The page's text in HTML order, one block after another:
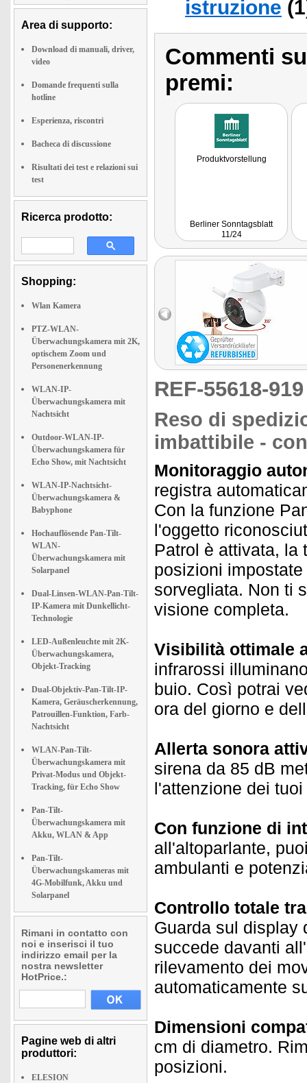
Area di supporto:
Download di manuali, driver,
video
Domande frequenti sulla
hotline
Esperienza, riscontri
Bacheca di discussione
Risultati dei test e relazioni sui
test
Ricerca prodotto:
Shopping:
Wlan Kamera
PTZ-WLAN-
Überwachungskamera mit 2K,
optischem Zoom und
Personenerkennung
WLAN-IP-
Überwachungskamera mit
Nachtsicht
Outdoor-WLAN-IP-
Überwachungskamera für
Echo Show, mit Nachtsicht
WLAN-IP-Nachtsicht-
Überwachungskamera &
Babyphone
Hochauflösende Pan-Tilt-
WLAN-
Überwachungskamera mit
Solarpanel
Dual-Linsen-WLAN-Pan-Tilt-
IP-Kamera mit Dunkellicht-
Technologie
LED-Außenleuchte mit 2K-
Überwachungskamera,
Objekt-Tracking
Dual-Objektiv-Pan-Tilt-IP-
Kamera, Geräuscherkennung,
Patrouillen-Funktion, Farb-
Nachtsicht
WLAN-Pan-Tilt-
Überwachungskamera mit
Privat-Modus und Objekt-
Tracking, für Echo Show
Pan-Tilt-
Überwachungskamera mit
Akku, WLAN & App
Pan-Tilt-
Überwachungskameras mit
4G-Mobilfunk, Akku und
Solarpanel
Rimani in contatto con
noi e inserisci il tuo
indirizzo email per la
nostra newsletter
HotPrice.:
Pagine web di altri
produttori:
ELESION
istruzione
Commenti
premi:
Produktvorstellung
Berliner Sonntagsblatt
11/24
REF-55618-
Reso di
imbattibile -
Monitoraggio
registra
Con la funzione
l'oggetto
Patrol è attivata, la
posizioni
sorvegliata. Non ti
visione completa.
Visibilità ottimale
infrarossi
buio. Così potrai
ora del giorno e
Allerta sonora
sirena da 85 dB
l'attenzione dei
Con funzione di
all'altoparlante,
ambulanti e
Controllo totale
Guarda sul display
succede davanti
rilevamento dei
automaticamente
Dimensioni
cm di diametro.
posizioni.